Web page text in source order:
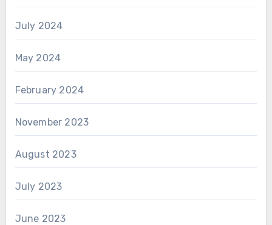
July 2024
May 2024
February 2024
November 2023
August 2023
July 2023
June 2023